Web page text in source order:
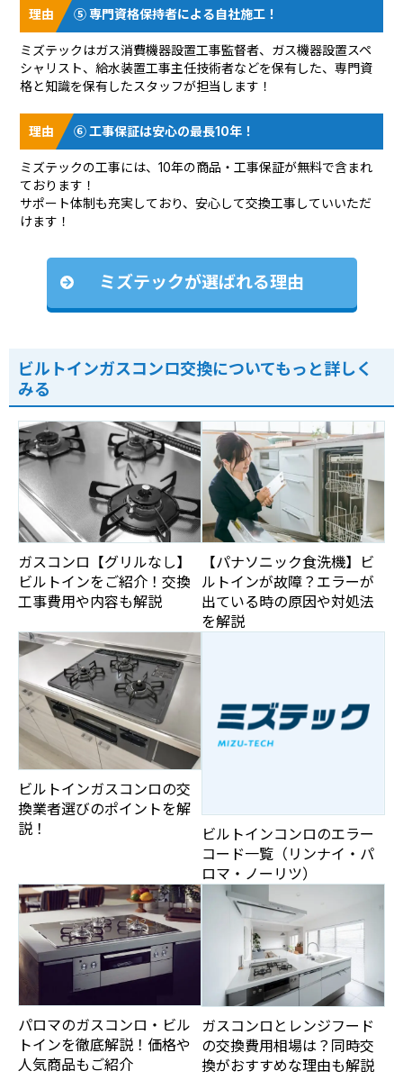
⑤ 専門資格保持者による自社施工！
ミズテックはガス消費機器設置工事監督者、ガス機器設置スペ
シャリスト、給水装置工事主任技術者などを保有した、専門資
格と知識を保有したスタッフが担当します！
⑥ 工事保証は安心の最長10年！
ミズテックの工事には、10年の商品・工事保証が無料で含まれ
ております！
サポート体制も充実しており、安心して交換工事していいただ
けます！
ミズテックが選ばれる理由
ビルトインガスコンロ交換についてもっと詳しく
みる
ガスコンロ【グリルなし】
ビルトインをご紹介！交換
工事費用や内容も解説
【パナソニック食洗機】ビ
ルトインが故障？エラーが
出ている時の原因や対処法
を解説
ビルトインガスコンロの交
換業者選びのポイントを解
説！
ビルトインコンロのエラー
コード一覧（リンナイ・パ
ロマ・ノーリツ）
パロマのガスコンロ・ビル
トインを徹底解説！価格や
人気商品もご紹介
ガスコンロとレンジフード
の交換費用相場は？同時交
換がおすすめな理由も解説